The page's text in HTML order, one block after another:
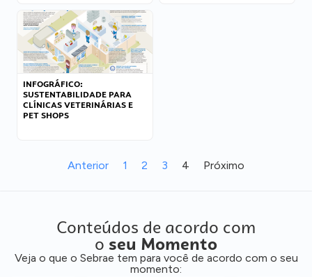
INFOGRÁFICO:
SUSTENTABILIDADE PARA
CLÍNICAS VETERINÁRIAS E
PET SHOPS
Anterior 1 2 3 4 Próximo
Conteúdos de acordo com
o seu Momento
Veja o que o Sebrae tem para você de acordo com o seu
momento: